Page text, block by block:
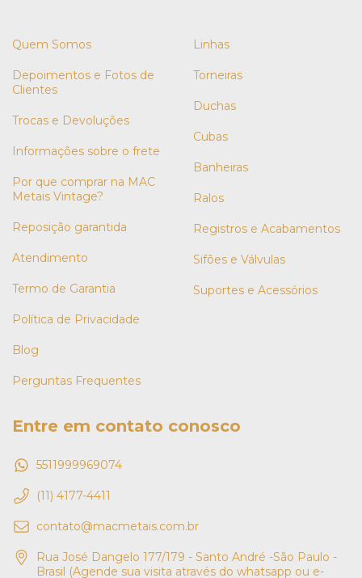
Quem Somos
Depoimentos e Fotos de
Clientes
Trocas e Devoluções
Informações sobre o frete
Por que comprar na MAC
Metais Vintage?
Reposição garantida
Atendimento
Termo de Garantia
Política de Privacidade
Blog
Perguntas Frequentes
Linhas
Torneiras
Duchas
Cubas
Banheiras
Ralos
Registros e Acabamentos
Sifões e Válvulas
Suportes e Acessórios
Entre em contato conosco
5511999969074
(11) 4177-4411
contato@macmetais.com.br
Rua José Dangelo 177/179 - Santo André -São Paulo -
Brasil (Agende sua visita através do whatsapp ou e-